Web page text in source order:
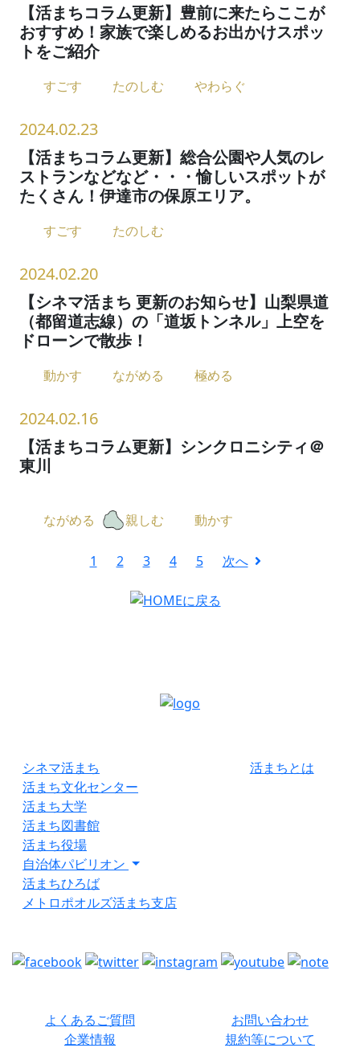
【活まちコラム更新】豊前に来たらここが
おすすめ！家族で楽しめるお出かけスポッ
トをご紹介
すごす たのしむ やわらぐ
2024.02.23
【活まちコラム更新】総合公園や人気のレ
ストランなどなど・・・愉しいスポットが
たくさん！伊達市の保原エリア。
すごす たのしむ
2024.02.20
【シネマ活まち 更新のお知らせ】山梨県道
（都留道志線）の「道坂トンネル」上空を
ドローンで散歩！
動かす ながめる 極める
2024.02.16
【活まちコラム更新】シンクロニシティ＠
東川
ながめる 親しむ 動かす
1 2 3 4 5 次へ
シネマ活まち
活まち文化センター
活まち大学
活まち図書館
活まち役場
自治体パビリオン
活まちひろば
メトロポオルズ活まち支店
活まちとは
よくあるご質問
お問い合わせ
企業情報
規約等について